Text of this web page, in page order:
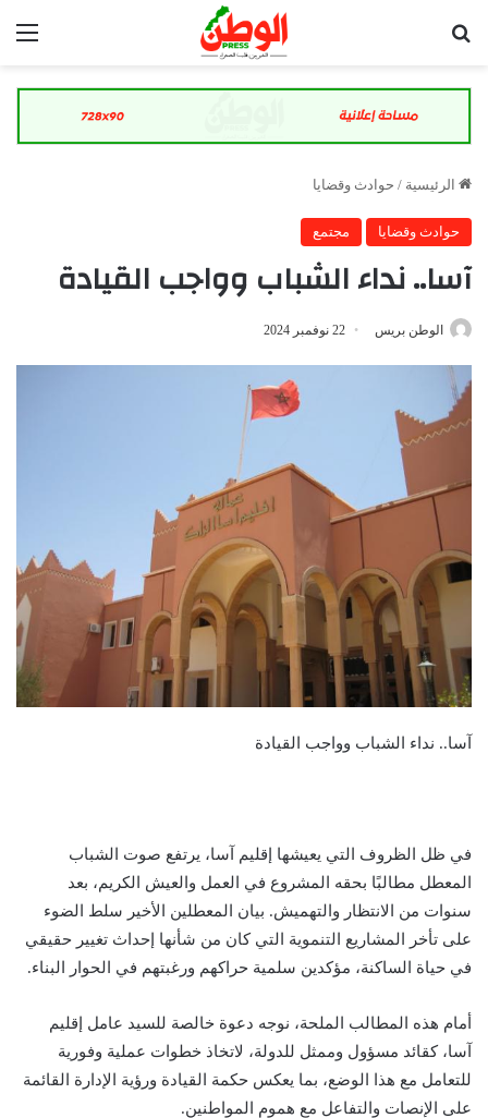
الرئيسية / حوادث وقضايا
حوادث وقضايا مجتمع
آسا.. نداء الشباب وواجب القيادة
الوطن بريس 22 نوفمبر 2024
آسا.. نداء الشباب وواجب القيادة
في ظل الظروف التي يعيشها إقليم آسا، يرتفع صوت الشباب
المعطل مطالبًا بحقه المشروع في العمل والعيش الكريم، بعد
سنوات من الانتظار والتهميش. بيان المعطلين الأخير سلط الضوء
على تأخر المشاريع التنموية التي كان من شأنها إحداث تغيير حقيقي
في حياة الساكنة، مؤكدين سلمية حراكهم ورغبتهم في الحوار البناء.
أمام هذه المطالب الملحة، نوجه دعوة خالصة للسيد عامل إقليم
آسا، كقائد مسؤول وممثل للدولة، لاتخاذ خطوات عملية وفورية
للتعامل مع هذا الوضع، بما يعكس حكمة القيادة ورؤية الإدارة القائمة
على الإنصات والتفاعل مع هموم المواطنين.